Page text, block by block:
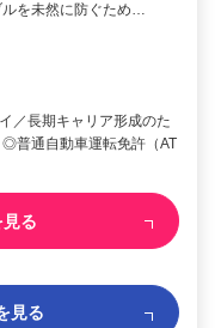
を未然に防ぐため…
／長期キャリア形成のた
普通自動車運転免許（AT
る
見る